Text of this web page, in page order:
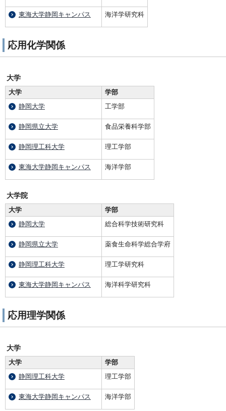
東海大学静岡キャンパス 海洋学研究科
応用化学関係
大学
大学
学部
静岡大学
工学部
静岡県立大学 食品栄養科学部
静岡理工科大学 理工学部
東海大学静岡キャンパス 海洋学部
大学院
大学
学部
静岡大学
総合科学技術研究科
静岡県立大学 薬食生命科学総合学府
静岡理工科大学 理工学研究科
東海大学静岡キャンパス 海洋科学研究科
応用理学関係
大学
大学
学部
静岡理工科大学
理工学部
東海大学静岡キャンパス 海洋学部